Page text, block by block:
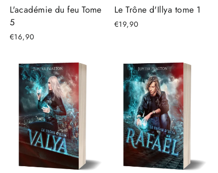
L'académie du feu Tome
5
€16,90
Le Trône d'Illya tome 1
€19,90